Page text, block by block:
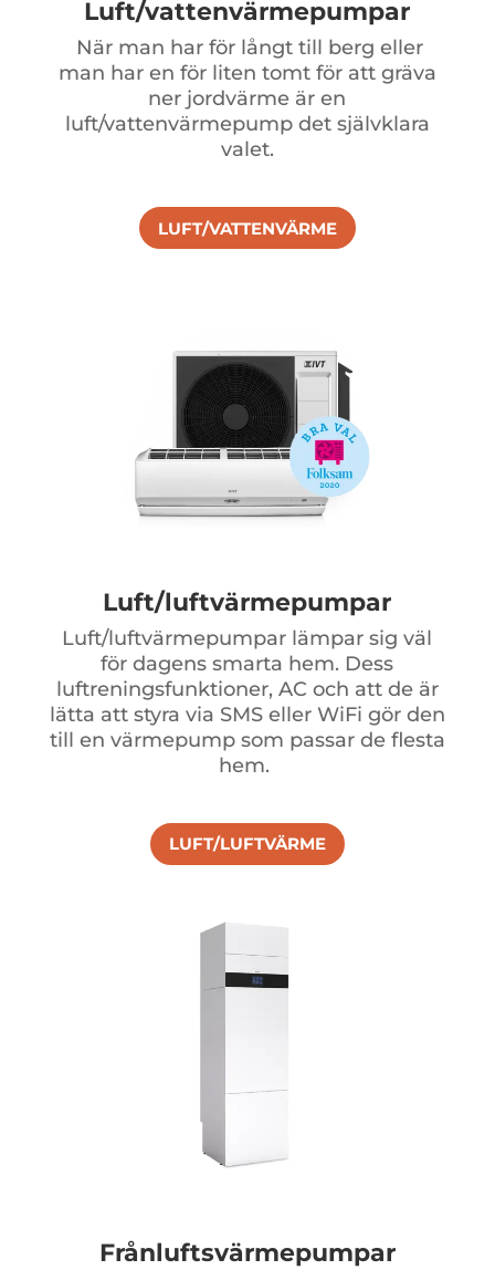
Luft/vattenvärmepumpar
När man har för långt till berg eller
man har en för liten tomt för att gräva
ner jordvärme är en
luft/vattenvärmepump det självklara
valet.
LUFT/VATTENVÄRME
Luft/luftvärmepumpar
Luft/luftvärmepumpar lämpar sig väl
för dagens smarta hem. Dess
luftreningsfunktioner, AC och att de är
lätta att styra via SMS eller WiFi gör den
till en värmepump som passar de flesta
hem.
LUFT/LUFTVÄRME
Frånluftsvärmepumpar